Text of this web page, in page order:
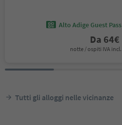
Alto Adige Guest Pass
Da 64€
notte / ospiti IVA incl.
Tutti gli alloggi nelle vicinanze